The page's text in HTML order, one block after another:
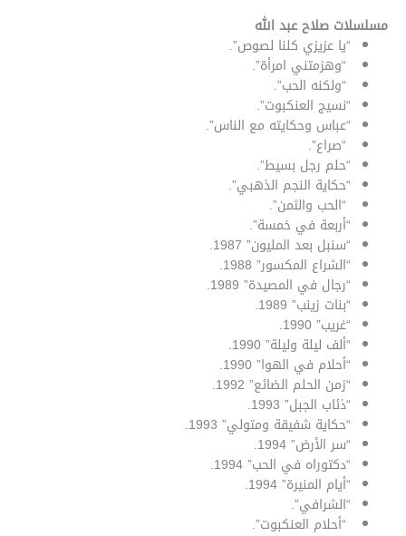
مسلسلات صلاح عبد الله
“يا عزيزي كلنا لصوص”.
“وهزمتني امرأة”.
“ولكنه الحب”.
“نسيج العنكبوت”.
“عباس وحكايته مع الناس”.
“صراع”.
“حلم رجل بسيط”.
“حكاية النجم الذهبي”.
“الحب والثمن”.
“أربعة في خمسة”.
“سنبل بعد المليون” 1987.
“الشراع المكسور” 1988.
“رجال في المصيدة” 1989.
“بنات زينب” 1989.
“غريب” 1990.
“ألف ليلة وليلة” 1990.
“أحلام في الهوا” 1990.
“زمن الحلم الضائع” 1992.
“ذئاب الجبل” 1993.
“حكاية شفيقة ومتولي” 1993.
“سر الأرض” 1994.
“دكتوراه في الحب” 1994.
“أيام المنيرة” 1994.
“الشرافي”.
“أحلام العنكبوت”.